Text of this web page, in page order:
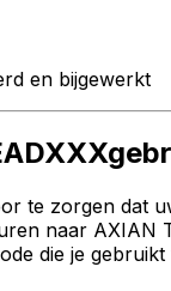
en bijgewerkt
te zorgen dat
naar AXIAN
die je